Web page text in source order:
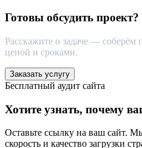
Готовы обсудить проект?
Расскажите о задаче — соберём
ценой и сроками.
Заказать услугу
Бесплатный аудит сайта
Хотите узнать, почему
Оставьте ссылку на ваш сайт.
скорость и качество загрузки